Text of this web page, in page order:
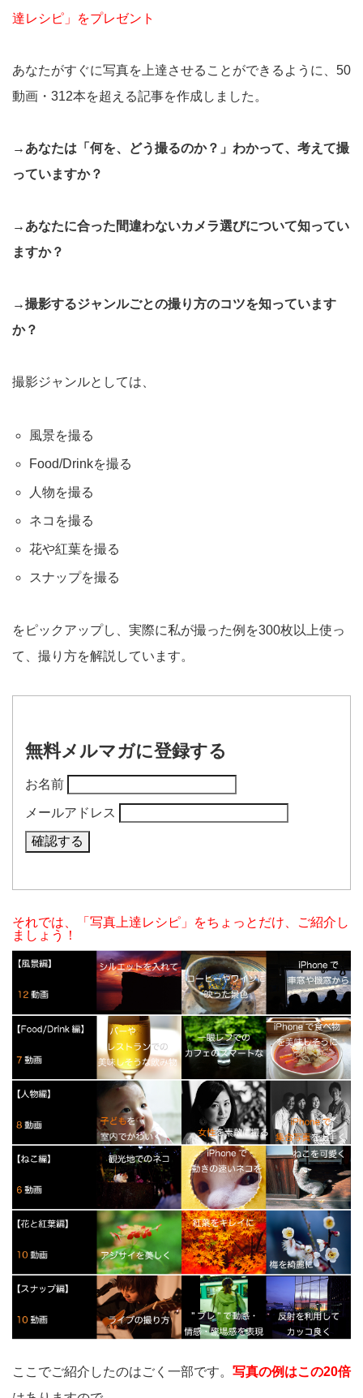
達レシピ」をプレゼント
あなたがすぐに写真を上達させることができるように、50
動画・312本を超える記事を作成しました。
→あなたは「何を、どう撮るのか？」わかって、考えて撮
っていますか？
→あなたに合った間違わないカメラ選びについて知ってい
ますか？
→撮影するジャンルごとの撮り方のコツを知っています
か？
撮影ジャンルとしては、
風景を撮る
Food/Drinkを撮る
人物を撮る
ネコを撮る
花や紅葉を撮る
スナップを撮る
をピックアップし、実際に私が撮った例を300枚以上使っ
て、撮り方を解説しています。
無料メルマガに登録する
お名前
メールアドレス
それでは、「写真上達レシピ」をちょっとだけ、ご紹介し
ましょう！
ここでご紹介したのはごく一部です。 写真の例はこの20倍